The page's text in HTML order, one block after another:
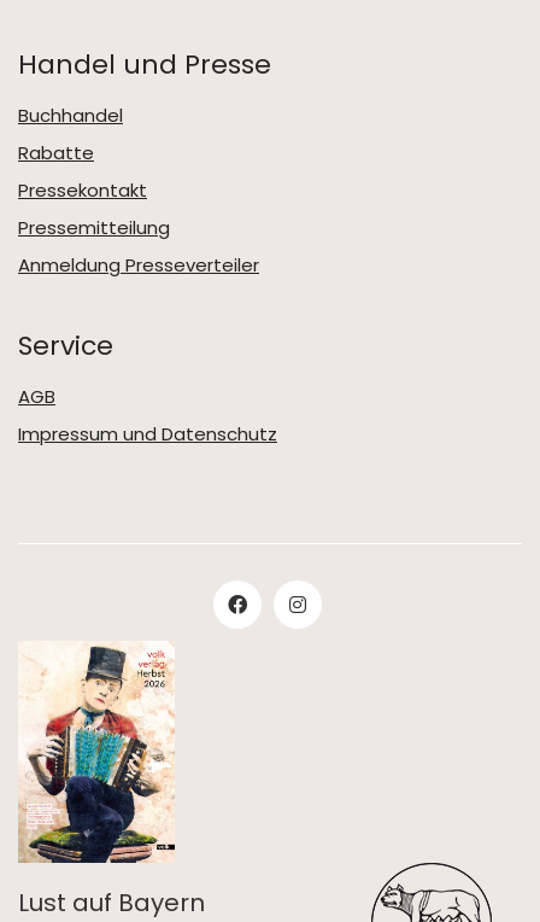
Handel und Presse
Buchhandel
Rabatte
Pressekontakt
Pressemitteilung
Anmeldung Presseverteiler
Service
AGB
Impressum und Datenschutz
Lust auf Bayern